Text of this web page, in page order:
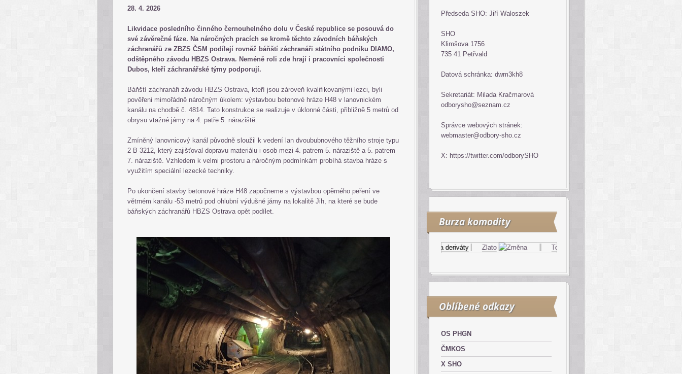
28. 4. 2026
Likvidace posledního činného černouhelného dolu v České republice se posouvá do
své závěrečné fáze. Na náročných pracích se kromě těchto závodních báňských
záchranářů ze ZBZS ČSM podílejí rovněž báňští záchranáři státního podniku DIAMO,
odštěpného závodu HBZS Ostrava. Neméně roli zde hrají i pracovníci společnosti
Dubos, kteří záchranářské týmy podporují.
Báňští záchranáři závodu HBZS Ostrava, kteří jsou zároveň kvalifikovanými lezci, byli
pověřeni mimořádně náročným úkolem: výstavbou betonové hráze H48 v lanovnickém
kanálu na chodbě č. 4814. Tato konstrukce se realizuje v úklonné části, přibližně 5 metrů od
obrysu vtažné jámy na 4. patře 5. náraziště.
Zmíněný lanovnicový kanál původně sloužil k vedení lan dvoububnového těžního stroje typu
2 B 3212, který zajišťoval dopravu materiálu i osob mezi 4. patrem 5. náraziště a 5. patrem
7. náraziště. Vzhledem k velmi prostoru a náročným podmínkám probíhá stavba hráze s
využitím speciální lezecké techniky.
Po ukončení stavby betonové hráze H48 započneme s výstavbou opěrného peření ve
větrném kanálu -53 metrů pod ohlubní výdušné jámy na lokalitě Jih, na které se bude
báňských záchranářů HBZS Ostrava opět podílet.
Předseda SHO: Jiří Waloszek
SHO
Klimšova 1756
735 41 Petřvald
Datová schránka: dwm3kh8
Sekretariát: Milada Kračmarová
odborysho@seznam.cz
Správce webových stránek:
webmaster@odbory-sho.cz
X: https://twitter.com/odborySHO
Burza komodity
Komodity a deriváty Zlato Topný olej
Oblíbené odkazy
OS PHGN
ČMKOS
X SHO